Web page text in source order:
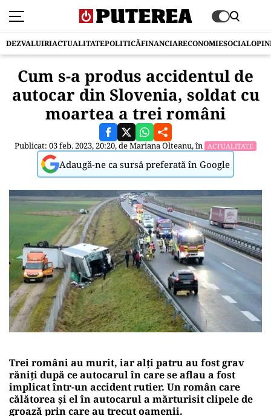
DEZVALUIRIACTUALITATEPOLITICĂFINANCIARECONOMIESOCIAL
Cum s-a produs accidentul de
autocar din Slovenia, soldat cu
moartea a trei români
Publicat: 03 feb. 2023, 20:20, deMariana Olteanu, în ACTUALITATE
Adaugă-ne ca sursă preferată în Google
Trei români au murit, iar alți patru au fost grav
răniți după ce autocarul în care se aflau a fost
implicat într-un accident rutier. Un român care
călătorea şi el în autocarul a mărturisit clipele de
groază prin care au trecut oamenii.